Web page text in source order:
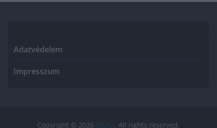
Adatvédelem
Impresszum
Copyright © 2026 tiz.hu. All rights reserved.